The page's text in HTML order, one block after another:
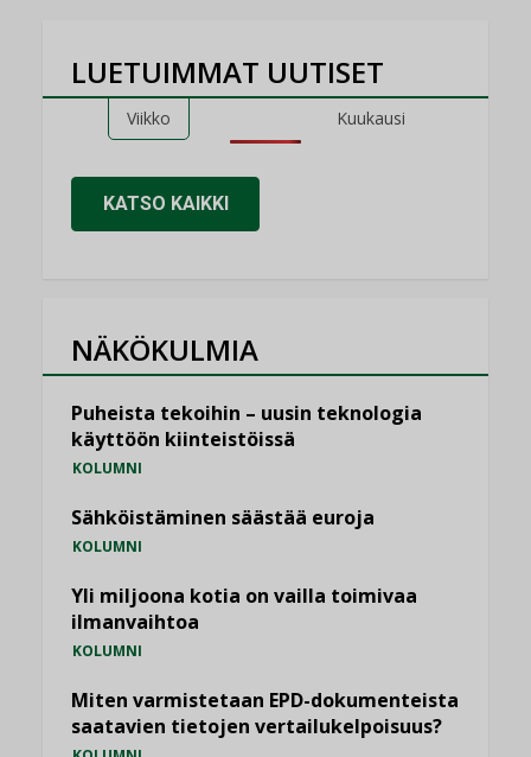
LUETUIMMAT UUTISET
Viikko Kuukausi
KATSO KAIKKI
NÄKÖKULMIA
Puheista tekoihin – uusin teknologia
käyttöön kiinteistöissä
KOLUMNI
Sähköistäminen säästää euroja
KOLUMNI
Yli miljoona kotia on vailla toimivaa
ilmanvaihtoa
KOLUMNI
Miten varmistetaan EPD-dokumenteista
saatavien tietojen vertailukelpoisuus?